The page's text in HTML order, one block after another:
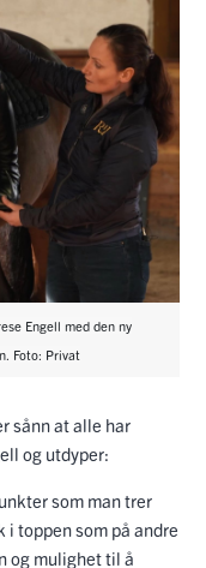
Engell med den ny
Foto: Privat
sånn at alle har
og utdyper:
som man trer
toppen som på andre
og mulighet til å